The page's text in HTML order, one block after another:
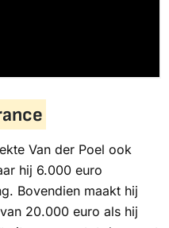
Van der Poel ook
hij 6.000 euro
Bovendien maakt hij
20.000 euro als hij